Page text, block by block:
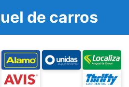
de carros